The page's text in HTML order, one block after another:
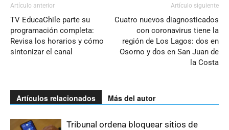
Artículo anterior
TV EducaChile parte su
programación completa:
Revisa los horarios y cómo
sintonizar el canal
Artículo siguiente
Cuatro nuevos diagnosticados
con coronavirus tiene la
región de Los Lagos: dos en
Osorno y dos en San Juan de
la Costa
Artículos relacionados Más del autor
Tribunal ordena bloquear sitios de